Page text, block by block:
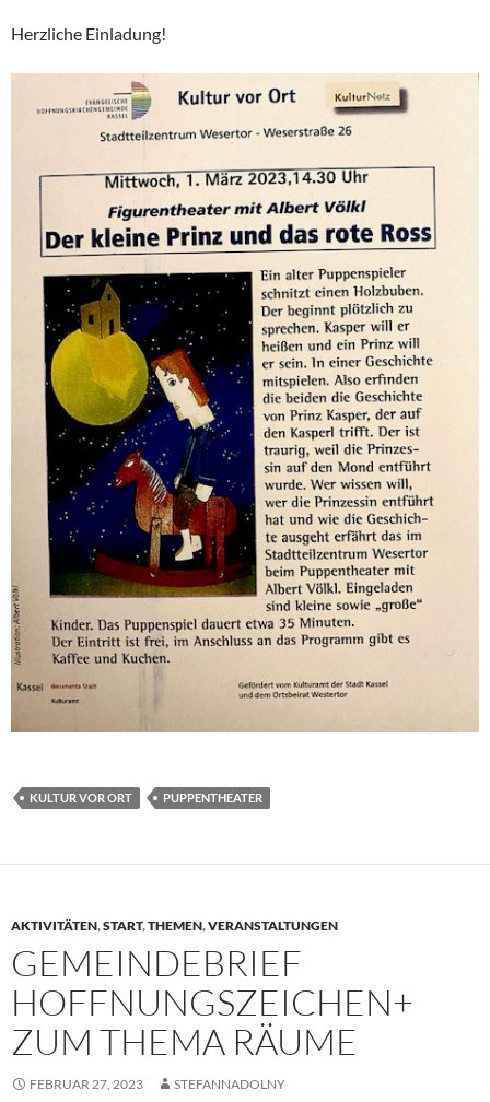
Herzliche Einladung!
KULTUR VOR ORT PUPPENTHEATER
AKTIVITÄTEN,START,THEMEN,VERANSTALTUNGEN
GEMEINDEBRIEF
HOFFNUNGSZEICHEN+
ZUM THEMA RÄUME
FEBRUAR 27, 2023 STEFANNADOLNY